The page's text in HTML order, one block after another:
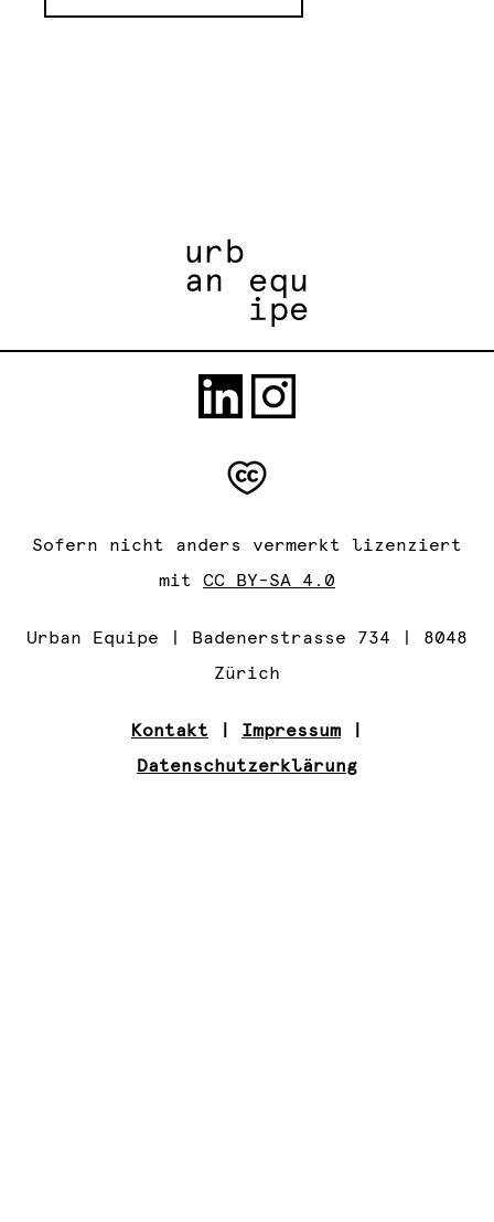
Sofern nicht anders vermerkt lizenziert
mit CC BY-SA 4.0
Urban Equipe | Badenerstrasse 734 | 8048
Zürich
Kontakt Impressum
Datenschutzerklärung